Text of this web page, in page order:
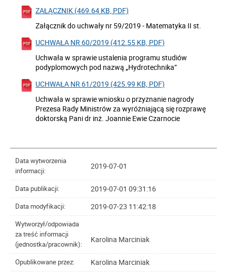
ZAŁĄCZNIK (469.64 KB, PDF)
Załącznik do uchwały nr 59/2019 - Matematyka II st.
UCHWAŁA NR 60/2019 (412.55 KB, PDF)
Uchwała w sprawie ustalenia programu studiów
podyplomowych pod nazwą „Hydrotechnika”
UCHWAŁA NR 61/2019 (425.99 KB, PDF)
Uchwała w sprawie wniosku o przyznanie nagrody
Prezesa Rady Ministrów za wyróżniającą się rozprawę
doktorską Pani dr inż. Joannie Ewie Czarnocie
Data wytworzenia
informacji:
2019-07-01
Data publikacji: 2019-07-01 09:31:16
Data modyfikacji: 2019-07-23 11:42:18
Wytworzył/odpowiada
za treść informacji
(jednostka/pracownik):
Karolina Marciniak
Opublikowane przez: Karolina Marciniak